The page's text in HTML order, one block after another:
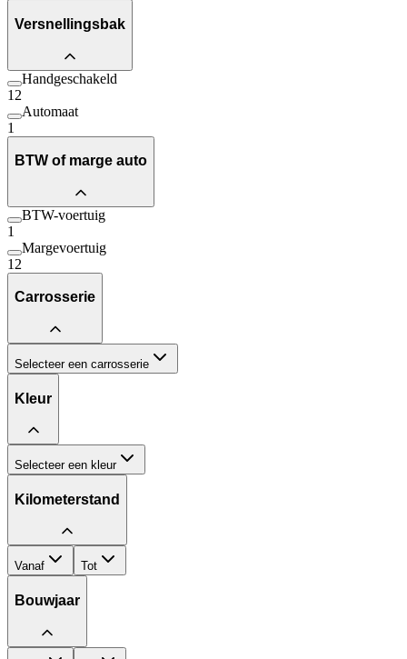
Versnellingsbak
Handgeschakeld
12
Automaat
1
BTW of marge auto
BTW-voertuig
1
Margevoertuig
12
Carrosserie
Selecteer een carrosserie
Kleur
Selecteer een kleur
Kilometerstand
Vanaf Tot
Bouwjaar